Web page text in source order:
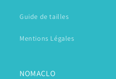
Guide de tailles
Mentions Légales
NOMACLO